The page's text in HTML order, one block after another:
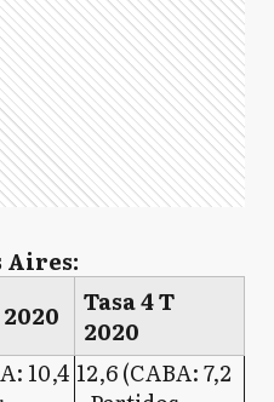
Aires:
2020
Tasa 4 T
2020
10,4 12,6 (CABA: 7,2